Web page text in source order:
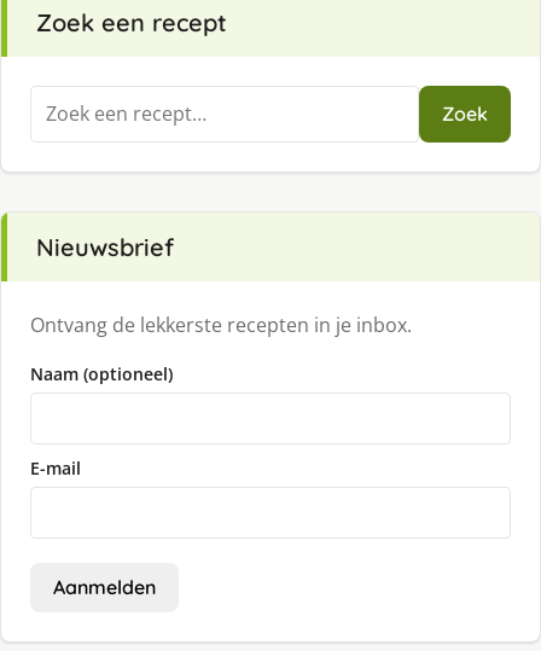
Zoek een recept
Zoeken
naar:
Zoek
Nieuwsbrief
Ontvang de lekkerste recepten in je inbox.
Naam (optioneel)
E-mail
Aanmelden